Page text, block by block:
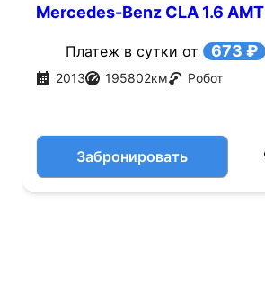
Mercedes-Benz CLA 1.6 AMT
Платеж в сутки от 673 ₽
2013 195802км Робот
Забронировать